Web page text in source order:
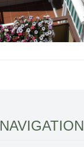
NAVIGATION